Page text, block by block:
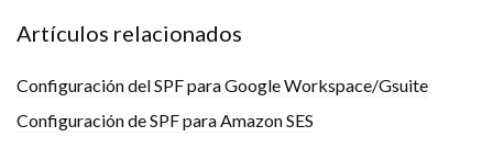
Artículos relacionados
Configuración del SPF para Google Workspace/Gsuite
Configuración de SPF para Amazon SES